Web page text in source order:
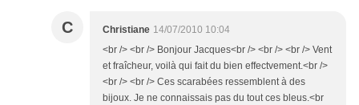
C Christiane 14/07/2010 10:04
<br /> <br /> Bonjour Jacques<br /> <br /> <br /> Vent
et fraîcheur, voilà qui fait du bien effectvement.<br />
<br /> <br /> Ces scarabées ressemblent à des
bijoux. Je ne connaissais pas du tout ces bleus.<br